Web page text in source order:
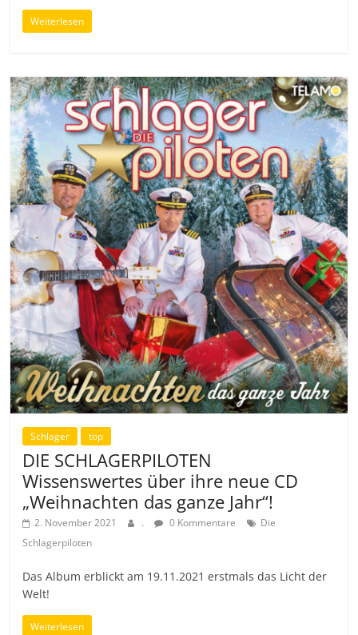
Weiterlesen
Schlager top
DIE SCHLAGERPILOTEN
Wissenswertes über ihre neue CD
„Weihnachten das ganze Jahr“!
2. November 2021 . 0 Kommentare
Die
Schlagerpiloten
Das Album erblickt am 19.11.2021 erstmals das Licht der
Welt!
Weiterlesen